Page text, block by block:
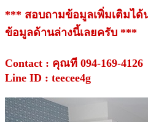
*** สอบถามข้อมูลเพิ่มเติมไ
ข้อมูลด้านล่างนี้เลยครับ ***
Contact : คุณที 094-169-4126
Line ID : teecee4g